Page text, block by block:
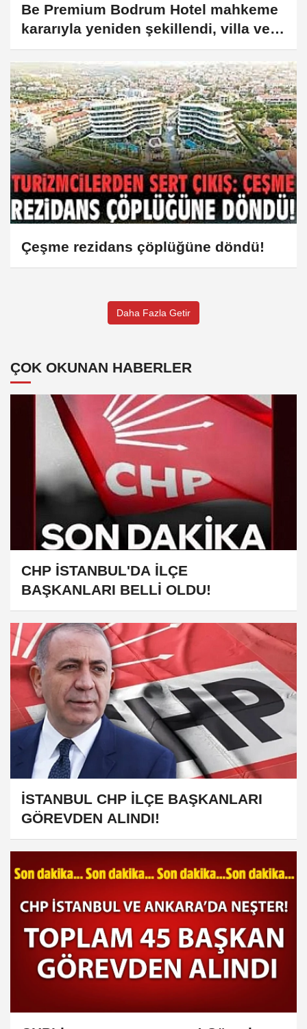
Be Premium Bodrum Hotel mahkeme
kararıyla yeniden şekillendi, villa ve
oda sayısı azaltıldı
Çeşme rezidans çöplüğüne döndü!
Daha Fazla Getir
ÇOK OKUNAN HABERLER
CHP İSTANBUL'DA İLÇE
BAŞKANLARI BELLİ OLDU!
İSTANBUL CHP İLÇE BAŞKANLARI
GÖREVDEN ALINDI!